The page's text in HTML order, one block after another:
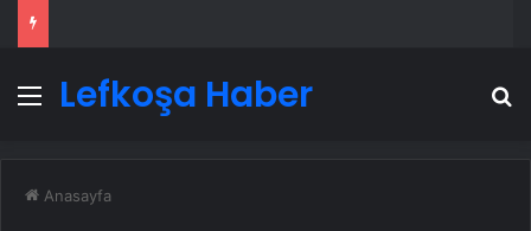
Menü
Lefkoşa Haber
Anasayfa